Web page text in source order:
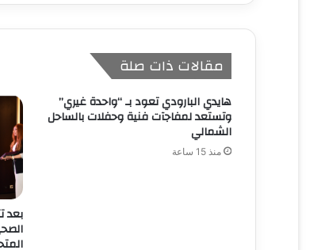
مقالات ذات صلة
هايدي البارودي تعود بـ “واحدة غيري”
وتستعد لمفاجآت فنية وحفلات بالساحل
الشمالي
منذ 15 ساعة
بعد